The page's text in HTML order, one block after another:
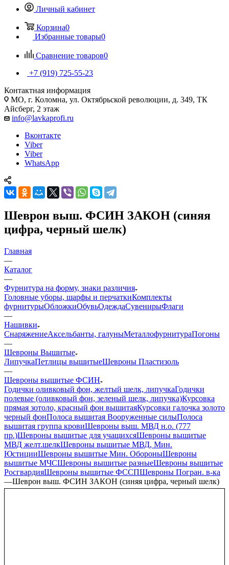
Личный кабинет
Корзина0
Избранные товары0
Сравнение товаров0
+7 (919) 725-55-23
Контактная информация
МО, г. Коломна, ул. Октябрьской революции, д. 349, ТК
Айсберг, 2 этаж
info@lavkaprofi.ru
Вконтакте
Viber
Viber
WhatsApp
Шеврон выш. ФСИН ЗАКОН (синяя
цифра, черный шелк)
Главная
—
Каталог
—
Фурнитура на форму, знаки различия
Головные уборы, шарфы и перчаткиКомплекты
фурнитурыОбложкиОбувьОдеждаСувенирыФлаги
—
Нашивки
СнаряжениеАксельбанты, галуныМеталлофурнитураПогоны
—
Шевроны Вышитые
ЛипучкаПетлицы вышитыеШевроны Пластизоль
—
Шевроны вышитые ФСИН
Годички оливковый фон, желтый шелк, липучкаГодички
полевые (оливковый фон, зеленый шелк, липучка)Курсовка
прямая зотоло, красный фон вышитаяКурсовки галочка золото
черный фонПолоса вышитая Вооруженные силыПолоса
вышитая группа кровиШевроны выш. МВД н.о. (777
пр.)Шевроны вышитые для учащихсяШевроны вышитые
МВД желт.шелкШевроны вышитые МВД, Мин.
ЮстицииШевроны вышитые Мин. ОбороныШевроны
вышитые МЧСШевроны вышитые разныеШевроны вышитые
РосгвардияШевроны вышитые ФССПШевроны Погран. в-ка
—Шеврон выш. ФСИН ЗАКОН (синяя цифра, черный шелк)